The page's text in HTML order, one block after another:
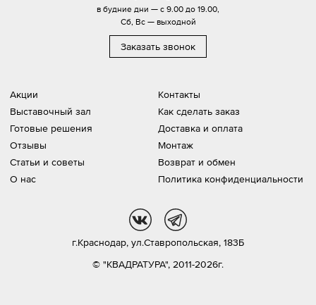
Акции
Выставочный зал
Готовые решения
Отзывы
Статьи и советы
О нас
Контакты
Как сделать заказ
Доставка и оплата
Монтаж
Возврат и обмен
Политика конфиденциальности
в будние дни — с 9.00 до 19.00,
Сб, Вс — выходной
Заказать звонок
© "КВАДРАТУРА", 2011-2026г.
г.Краснодар, ул.Ставропольская, 183Б
vk